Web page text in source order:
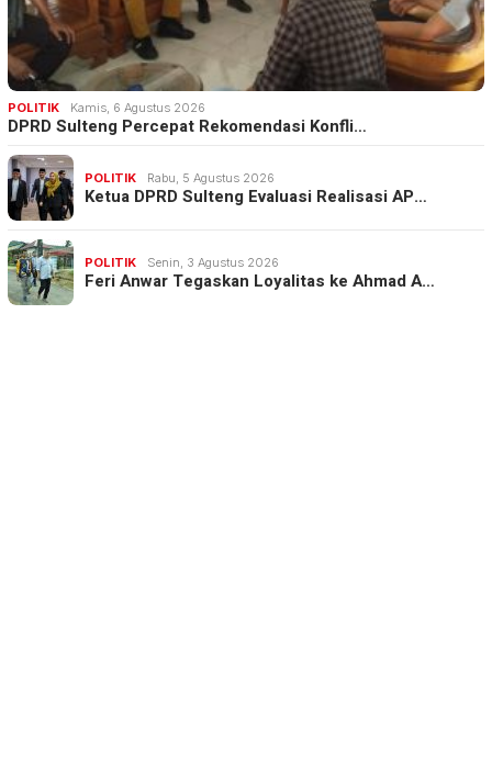
POLITIK Kamis, 6 Agustus 2026
DPRD Sulteng Percepat Rekomendasi Konfli…
POLITIK Rabu, 5 Agustus 2026
Ketua DPRD Sulteng Evaluasi Realisasi AP…
POLITIK Senin, 3 Agustus 2026
Feri Anwar Tegaskan Loyalitas ke Ahmad A…